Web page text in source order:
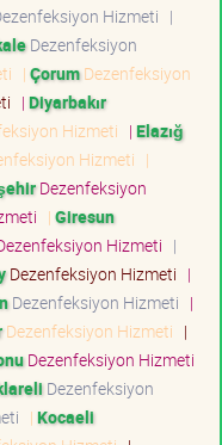
Hizmeti |
Dezenfeksiyon
| ÇorumDezenfeksiyon
| Diyarbakır
Hizmeti | Elazığ
Hizmeti |
Dezenfeksiyon
| Giresun
Hizmeti |
Dezenfeksiyon Hizmeti |
Dezenfeksiyon Hizmeti |
Dezenfeksiyon Hizmeti |
Dezenfeksiyon Hizmeti
Dezenfeksiyon
| Kocaeli